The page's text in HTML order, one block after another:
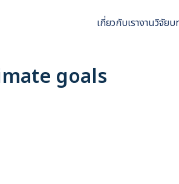
เกี่ยวกับเรางานวิจัยบ
goals